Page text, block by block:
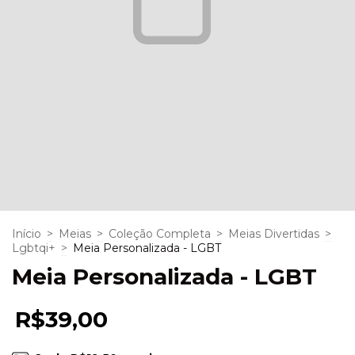
Início > Meias > Coleção Completa > Meias Divertidas >
Lgbtqi+ > Meia Personalizada - LGBT
Meia Personalizada - LGBT
R$39,00